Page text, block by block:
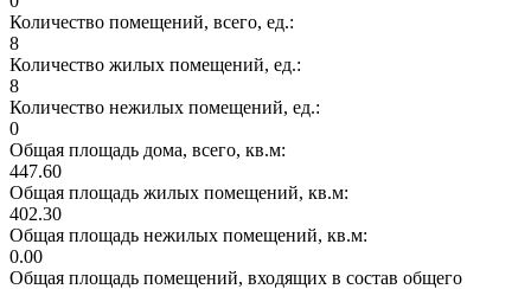
Количество помещений, всего, ед.:
8
Количество жилых помещений, ед.:
8
Количество нежилых помещений, ед.:
0
Общая площадь дома, всего, кв.м:
447.60
Общая площадь жилых помещений, кв.м:
402.30
Общая площадь нежилых помещений, кв.м:
0.00
Общая площадь помещений, входящих в состав общего